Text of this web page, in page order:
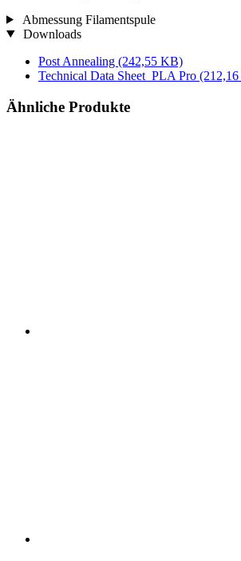
Abmessung Filamentspule
Downloads
Post Annealing (242,55 KB)
Technical Data Sheet_PLA Pro
Ähnliche Produkte